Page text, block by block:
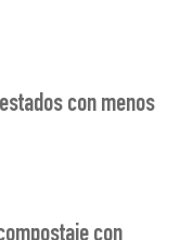
con menos